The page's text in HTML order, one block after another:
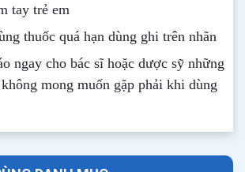
tay trẻ em
thuốc quá hạn dùng ghi trên nhãn
ngay cho bác sĩ hoặc dược sỹ những
mong muốn gặp phải khi dùng